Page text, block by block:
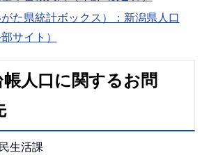
た県統計ボックス）：新潟県人口
サイト）
人口に関するお問
生活課